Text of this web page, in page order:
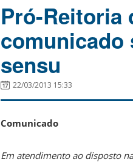
Pró-Reitoria
comunicado
sensu
22/03/2013 15:33
Comunicado
Em atendimento ao disposto